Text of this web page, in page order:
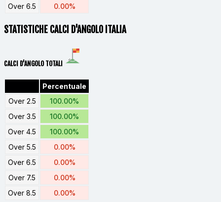
Over 6.5 0.00%
STATISTICHE CALCI D'ANGOLO ITALIA
CALCI D'ANGOLO TOTALI
Percentuale
Over 2.5
100.00%
Over 3.5
100.00%
Over 4.5
100.00%
Over 5.5
0.00%
Over 6.5
0.00%
Over 7.5
0.00%
Over 8.5
0.00%